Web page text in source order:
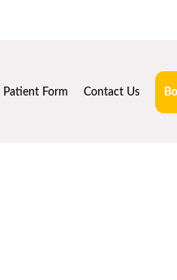
Patient Form Contact Us